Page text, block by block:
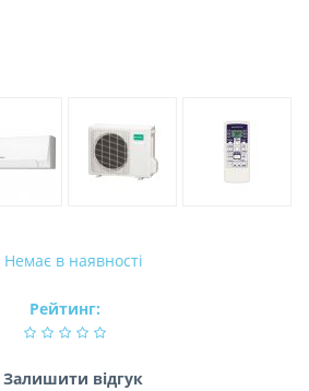
Немає в наявності
Рейтинг:
Залишити відгук